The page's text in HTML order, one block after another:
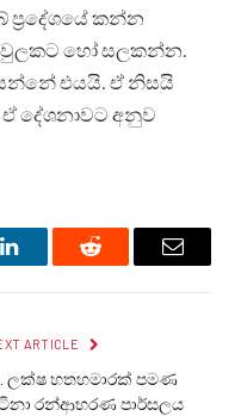
කන්න
හෝ සලකන්න.
එයයි. ඒ නිසයි
දේශනාවට අනුව
LinkedInReddit Email
ARTICLE
ලක්ෂ හතහමාරක් පමණ
රන්ආභරණ පාර්සලය